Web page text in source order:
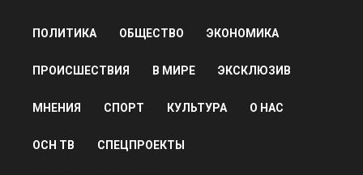
ПОЛИТИКА ОБЩЕСТВО ЭКОНОМИКА
ПРОИСШЕСТВИЯ В МИРЕ ЭКСКЛЮЗИВ
МНЕНИЯ СПОРТ КУЛЬТУРА О НАС
ОСН ТВ СПЕЦПРОЕКТЫ